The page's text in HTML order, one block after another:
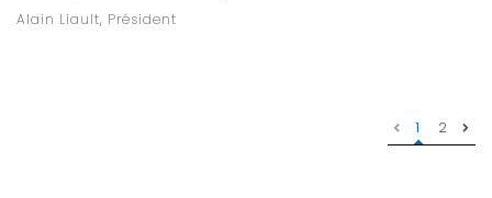
Alain Liault, Président
1 2